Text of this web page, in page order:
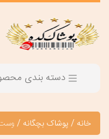
دسته بندی
خانه / پوشاک بچگانه / وست